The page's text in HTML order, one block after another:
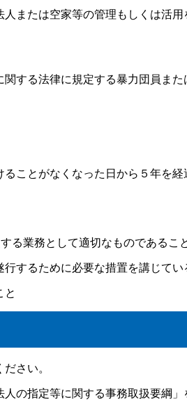
または空家等の管理もしくは活用
する法律に規定する暴力団員また
ことがなくなった日から５年を経
る業務として適切なものであるこ
するために必要な措置を講じてい
と
さい。
の指定等に関する事務取扱要綱」